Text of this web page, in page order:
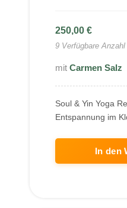
250,00 €
9 Verfügbare Anzahl
Carmen Salz
Soul & Yin Yoga
Entspannung im
In den